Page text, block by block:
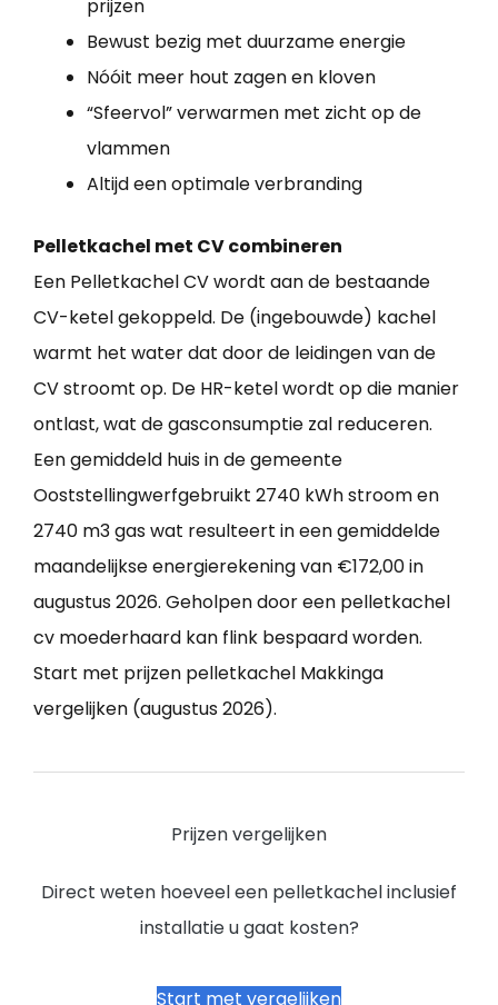
prijzen
Bewust bezig met duurzame energie
Nóóit meer hout zagen en kloven
“Sfeervol” verwarmen met zicht op de
vlammen
Altijd een optimale verbranding
Pelletkachel met CV combineren
Een Pelletkachel CV wordt aan de bestaande
CV-ketel gekoppeld. De (ingebouwde) kachel
warmt het water dat door de leidingen van de
CV stroomt op. De HR-ketel wordt op die manier
ontlast, wat de gasconsumptie zal reduceren.
Een gemiddeld huis in de gemeente
Ooststellingwerfgebruikt 2740 kWh stroom en
2740 m3 gas wat resulteert in een gemiddelde
maandelijkse energierekening van €172,00 in
augustus 2026. Geholpen door een pelletkachel
cv moederhaard kan flink bespaard worden.
Start met prijzen pelletkachel Makkinga
vergelijken (augustus 2026).
Prijzen vergelijken
Direct weten hoeveel een pelletkachel inclusief
installatie u gaat kosten?
Start met vergelijken